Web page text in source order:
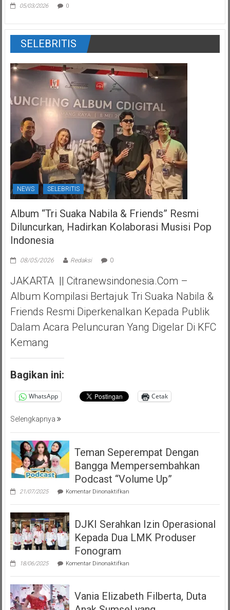
05/03/2026 0
SELEBRITIS
NEWS SELEBRITIS
Album “Tri Suaka Nabila & Friends” Resmi
Diluncurkan, Hadirkan Kolaborasi Musisi Pop
Indonesia
08/05/2026 Redaksi 0
JAKARTA || Citranewsindonesia.com –
Album Kompilasi Bertajuk Tri Suaka Nabila &
Friends Resmi Diperkenalkan Kepada Publik
Dalam Acara Peluncuran Yang Digelar Di KFC
Kemang
Bagikan ini:
WhatsApp Cetak
Selengkapnya
Teman Seperempat Dengan
Bangga Mempersembahkan
Podcast “Volume Up”
21/07/2025 Komentar Dinonaktifkan
Seperempat
Bangga
Mempersembahkan
Podcast
DJKI Serahkan Izin Operasional
Kepada Dua LMK Produser
Fonogram
18/06/2025 Komentar Dinonaktifkan
Serahkan
Operasional
Kepada
Vania Elizabeth Filberta, Duta